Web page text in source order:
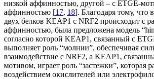
низкой аффинностью, другой – с ETGE-
аффинностью [17, 18]. Благодаря тому, что
двух белков KEAP1 с NRF2 происходит с
аффинностью, была предложена модель
согласно которой KEAP1, связанный с
выполняет роль “молнии”, обеспечивая
взаимодействие с NRF2, а KEAP1,
мотивом, играет роль “застежки”, которая
воздействием окислителей или